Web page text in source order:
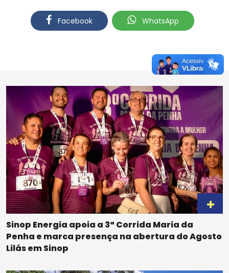
Facebook WhatsApp
Sinop Energia apoia a 3ª Corrida Maria da
Penha e marca presença na abertura do Agosto
Lilás em Sinop